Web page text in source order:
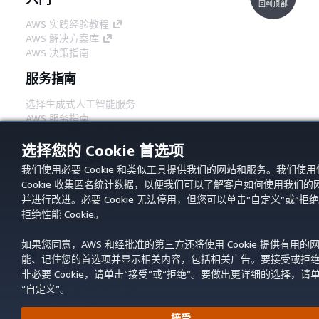
选择您的 Cookie 首选项
我们使用必要 Cookie 和类似工具提供我们的网站和服务。我们使用
Cookie 收集匿名统计数据，以便我们可以了解客户如何使用我们的
并进行改进。必要 Cookie 无法停用，但您可以单击“自定义”或“拒
拒绝性能 Cookie。
如果您同意，AWS 和经批准的第三方还将使用 Cookie 提供有用的
能、记住您的首选项并显示相关内容，包括相关广告。要接受或拒
非必要 Cookie，请单击“接受”或“拒绝”。要做出更详细的选择，请
“自定义”。
AWS 实践经验教程
AWS 解决方案库
AWS 决策指南
服务指南
选择生成式人工智能服务
AWS 服务指南
开发人员工具
AWS 代码示例库
AWS CLI
AWS 构建者中心
有用的链接
下载 AWS 文档 MCP 服务器
登录 AWS 管理控制台
AWS re:Post
回到顶部